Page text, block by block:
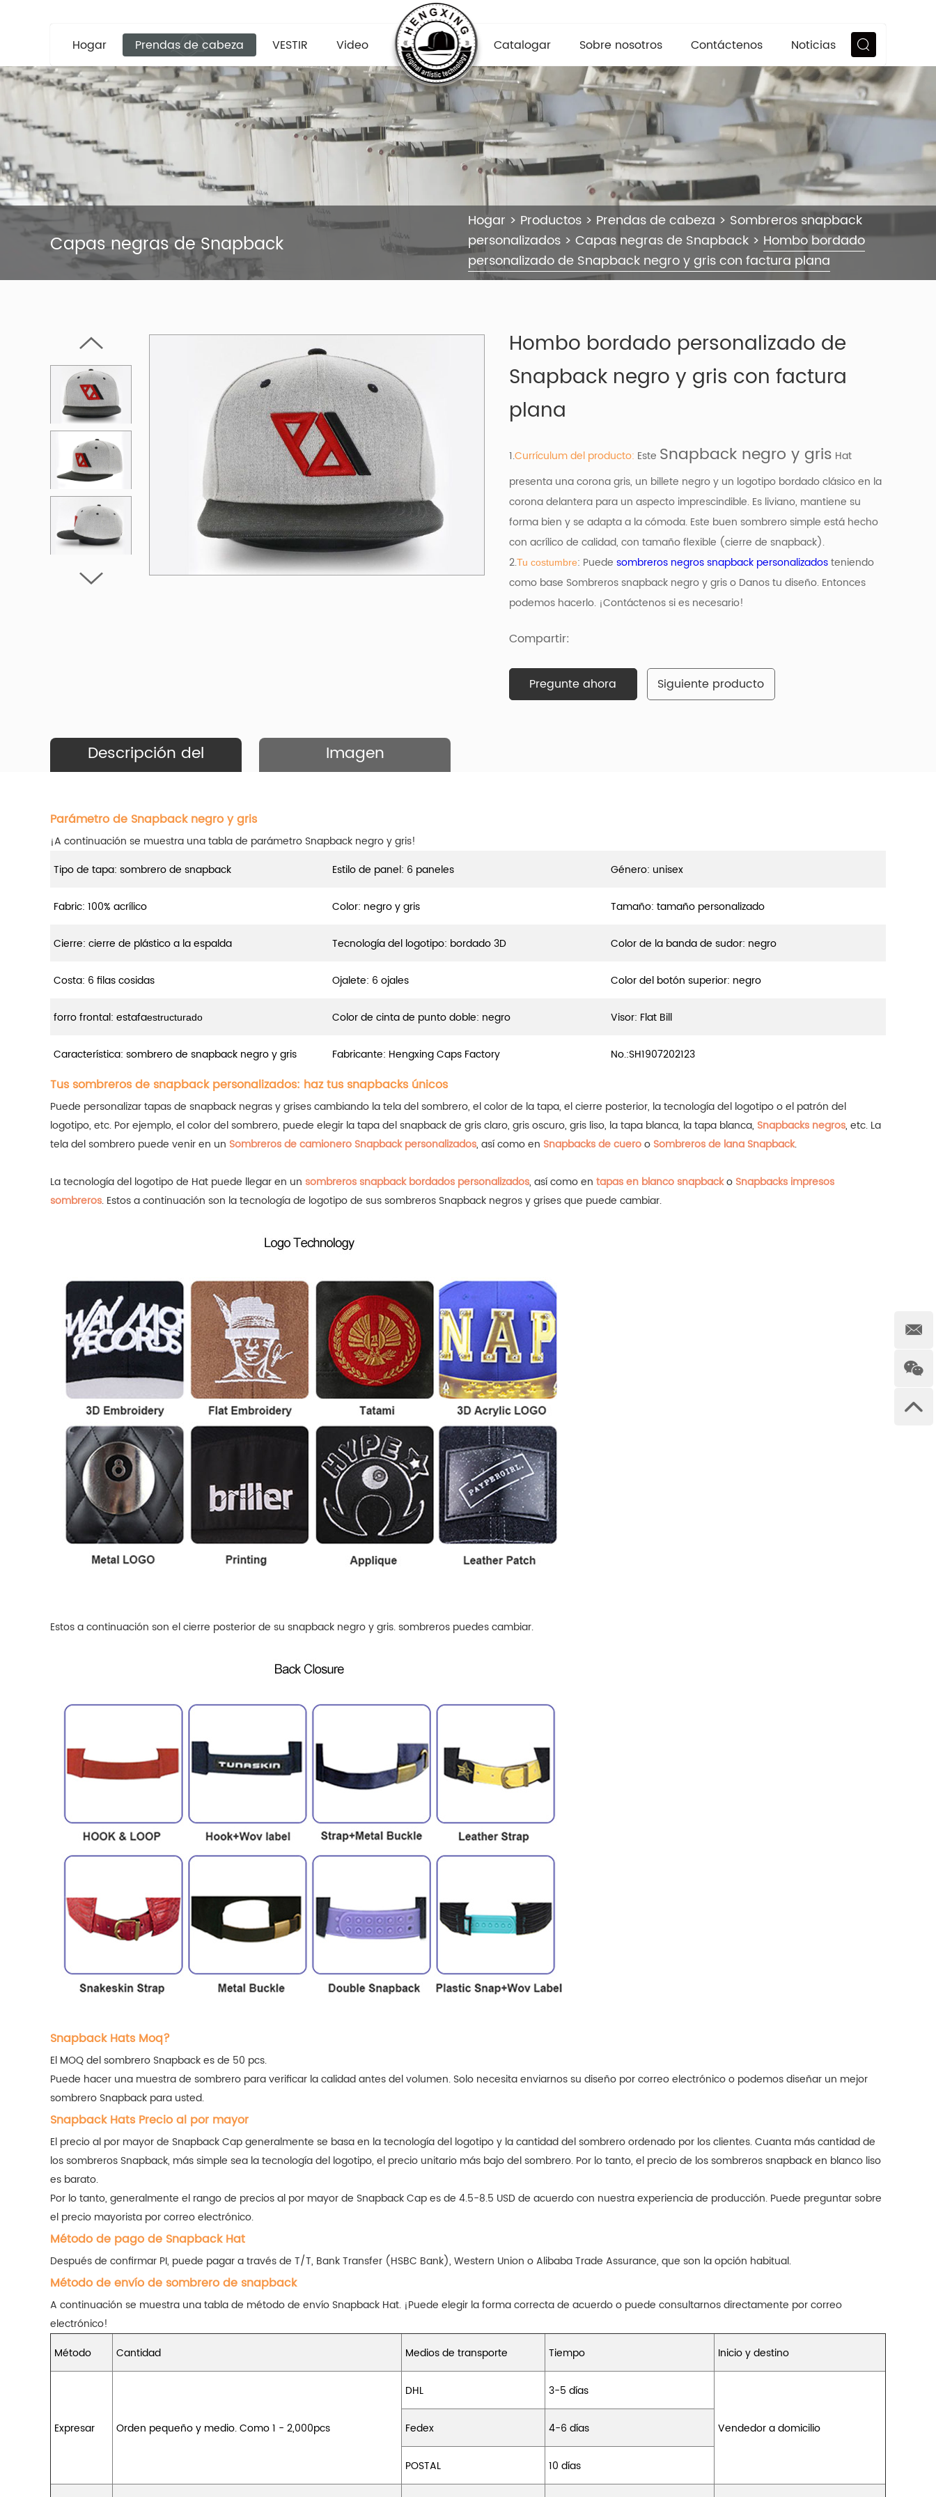
Hogar Prendas de cabeza VESTIR Video Catalogar Sobre nosotros Contáctenos Noticias
Capas negras de Snapback
Hogar > Productos > Prendas de cabeza > Sombreros snapback
personalizados > Capas negras de Snapback > Hombo bordado
personalizado de Snapback negro y gris con factura plana
Hombo bordado personalizado de
Snapback negro y gris con factura
plana
1.Currículum del producto: Este Snapback negro y gris Hat
presenta una corona gris, un billete negro y un logotipo bordado clásico en la
corona delantera para un aspecto imprescindible. Es liviano, mantiene su
forma bien y se adapta a la cómoda. Este buen sombrero simple está hecho
con acrílico de calidad, con tamaño flexible (cierre de snapback).
2.Tu costumbre: Puede sombreros negros snapback personalizadosteniendo
como base Sombreros snapback negro y griso Danos tu diseño. Entonces
podemos hacerlo. ¡Contáctenos si es necesario!
Compartir:
Pregunte ahora Siguiente producto
Descripción del
Imagen
Parámetro de Snapback negro y gris
¡A continuación se muestra una tabla de parámetro Snapback negro y gris!
Tipo de tapa: sombrero de snapback
Estilo de panel: 6 paneles Género: unisex
Fabric: 100% acrílico Color: negro y gris Tamaño: tamaño personalizado
Cierre: cierre de plástico a la espalda Tecnología del logotipo: bordado 3D Color de la banda de sudor: negro
Costa: 6 filas cosidas Ojalete: 6 ojales Color del botón superior: negro
forro frontal: estafaestructurado Color de cinta de punto doble: negro Visor: Flat Bill
Característica: sombrero de snapback negro y gris Fabricante: Hengxing Caps Factory No.:SH1907202123
Tus sombreros de snapback personalizados: haz tus snapbacks únicos
Puede personalizar tapas de snapback negras y grises cambiando la tela del sombrero, el color de la tapa, el cierre posterior, la tecnología del logotipo o el patrón del
logotipo, etc. Por ejemplo, el color del sombrero, puede elegir la tapa del snapback de gris claro, gris oscuro, gris liso, la tapa blanca, la tapa blanca, Snapbacks negros, etc. La
tela del sombrero puede venir en un Sombreros de camionero Snapback personalizados, así como en Snapbacks de cueroo Sombreros de lana Snapback.
La tecnología del logotipo de Hat puede llegar en un sombreros snapback bordados personalizados, así como en tapas en blanco snapbacko Snapbacks impresos
sombreros. Estos a continuación son la tecnología de logotipo de sus sombreros Snapback negros y grises que puede cambiar.
Estos a continuación son el cierre posterior de su snapback negro y gris.sombreros puedes cambiar.
Snapback Hats Moq?
El MOQ del sombrero Snapback es de 50 pcs.
Puede hacer una muestra de sombrero para verificar la calidad antes del volumen. Solo necesita enviarnos su diseño por correo electrónico o podemos diseñar un mejor
sombrero Snapback para usted.
Snapback Hats Precio al por mayor
El precio al por mayor de Snapback Cap generalmente se basa en la tecnología del logotipo y la cantidad del sombrero ordenado por los clientes. Cuanta más cantidad de
los sombreros Snapback, más simple sea la tecnología del logotipo, el precio unitario más bajo del sombrero. Por lo tanto, el precio de los sombreros snapback en blanco liso
es barato.
Por lo tanto, generalmente el rango de precios al por mayor de Snapback Cap es de 4.5-8.5 USD de acuerdo con nuestra experiencia de producción. Puede preguntar sobre
el precio mayorista por correo electrónico.
Método de pago de Snapback Hat
Después de confirmar PI, puede pagar a través de T/T, Bank Transfer (HSBC Bank), Western Union o Alibaba Trade Assurance, que son la opción habitual.
Método de envío de sombrero de snapback
A continuación se muestra una tabla de método de envío Snapback Hat. ¡Puede elegir la forma correcta de acuerdo o puede consultarnos directamente por correo
electrónico!
Método
Cantidad Medios de transporte Tiempo Inicio y destino
Expresar Orden pequeño y medio. Como 1 - 2,000pcs
DHL 3-5 días
Vendedor a domicilio
Fedex 4-6 días
POSTAL 10 días